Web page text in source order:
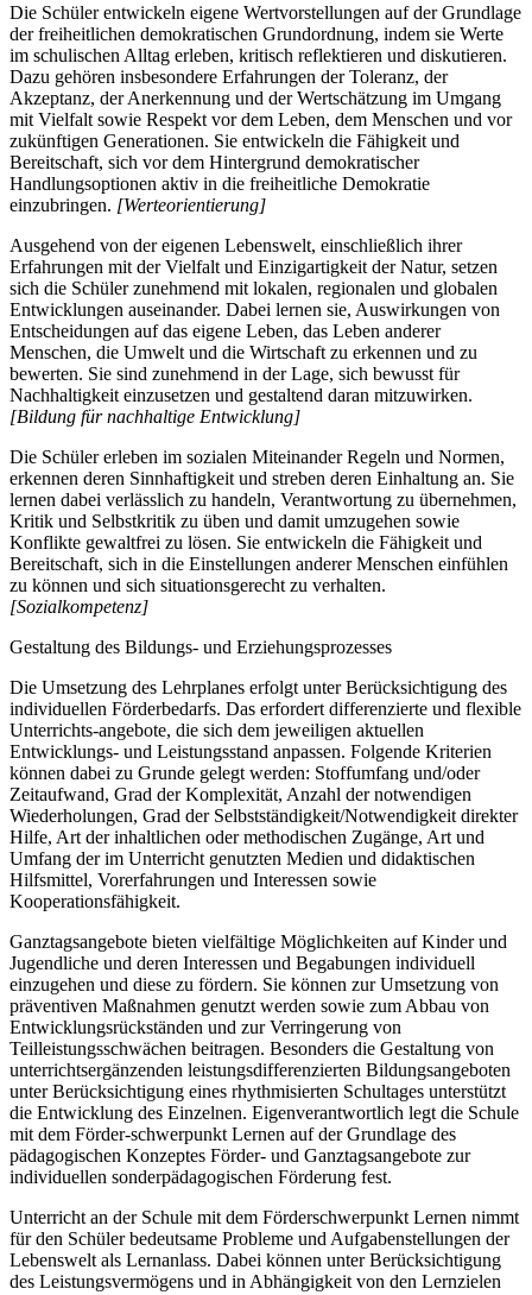
Die Schüler entwickeln eigene Wertvorstellungen auf der Grundlage
der freiheitlichen demokratischen Grundordnung, indem sie Werte
im schulischen Alltag erleben, kritisch reflektieren und diskutieren.
Dazu gehören insbesondere Erfahrungen der Toleranz, der
Akzeptanz, der Anerkennung und der Wertschätzung im Umgang
mit Vielfalt sowie Respekt vor dem Leben, dem Menschen und vor
zukünftigen Generationen. Sie entwickeln die Fähigkeit und
Bereitschaft, sich vor dem Hintergrund demokratischer
Handlungsoptionen aktiv in die freiheitliche Demokratie
einzubringen. [Werteorientierung]
Ausgehend von der eigenen Lebenswelt, einschließlich ihrer
Erfahrungen mit der Vielfalt und Einzigartigkeit der Natur, setzen
sich die Schüler zunehmend mit lokalen, regionalen und globalen
Entwicklungen auseinander. Dabei lernen sie, Auswirkungen von
Entscheidungen auf das eigene Leben, das Leben anderer
Menschen, die Umwelt und die Wirtschaft zu erkennen und zu
bewerten. Sie sind zunehmend in der Lage, sich bewusst für
Nachhaltigkeit einzusetzen und gestaltend daran mitzuwirken.
[Bildung für nachhaltige Entwicklung]
Die Schüler erleben im sozialen Miteinander Regeln und Normen,
erkennen deren Sinnhaftigkeit und streben deren Einhaltung an. Sie
lernen dabei verlässlich zu handeln, Verantwortung zu übernehmen,
Kritik und Selbstkritik zu üben und damit umzugehen sowie
Konflikte gewaltfrei zu lösen. Sie entwickeln die Fähigkeit und
Bereitschaft, sich in die Einstellungen anderer Menschen einfühlen
zu können und sich situationsgerecht zu verhalten.
[Sozialkompetenz]
Gestaltung des Bildungs- und Erziehungsprozesses
Die Umsetzung des Lehrplanes erfolgt unter Berücksichtigung des
individuellen Förderbedarfs. Das erfordert differenzierte und flexible
Unterrichts-angebote, die sich dem jeweiligen aktuellen
Entwicklungs- und Leistungsstand anpassen. Folgende Kriterien
können dabei zu Grunde gelegt werden: Stoffumfang und/oder
Zeitaufwand, Grad der Komplexität, Anzahl der notwendigen
Wiederholungen, Grad der Selbstständigkeit/Notwendigkeit direkter
Hilfe, Art der inhaltlichen oder methodischen Zugänge, Art und
Umfang der im Unterricht genutzten Medien und didaktischen
Hilfsmittel, Vorerfahrungen und Interessen sowie
Kooperationsfähigkeit.
Ganztagsangebote bieten vielfältige Möglichkeiten auf Kinder und
Jugendliche und deren Interessen und Begabungen individuell
einzugehen und diese zu fördern. Sie können zur Umsetzung von
präventiven Maßnahmen genutzt werden sowie zum Abbau von
Entwicklungsrückständen und zur Verringerung von
Teilleistungsschwächen beitragen. Besonders die Gestaltung von
unterrichtsergänzenden leistungsdifferenzierten Bildungsangeboten
unter Berücksichtigung eines rhythmisierten Schultages unterstützt
die Entwicklung des Einzelnen. Eigenverantwortlich legt die Schule
mit dem Förder-schwerpunkt Lernen auf der Grundlage des
pädagogischen Konzeptes Förder- und Ganztagsangebote zur
individuellen sonderpädagogischen Förderung fest.
Unterricht an der Schule mit dem Förderschwerpunkt Lernen nimmt
für den Schüler bedeutsame Probleme und Aufgabenstellungen der
Lebenswelt als Lernanlass. Dabei können unter Berücksichtigung
des Leistungsvermögens und in Abhängigkeit von den Lernzielen